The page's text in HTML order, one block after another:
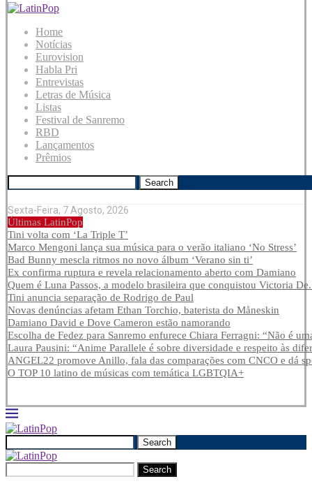
Home
Notícias
Eurovision
Habla Pri
Entrevistas
Letras de Música
Listas
Festival de Sanremo
RBD
Lançamentos
Prêmios
Search
Sexta-Feira, 7 Agosto, 2026
Últimas LatinPop
Tini volta com ‘La Triple T’
Marco Mengoni lança sua música para o verão italiano ‘No Stress’
Bad Bunny mescla ritmos no novo álbum ‘Verano sin ti’
Ex confirma ruptura e revela relacionamento aberto com Damiano
Quem é Luna Passos, a modelo brasileira que conquistou Victoria
Tini anuncia separação de Rodrigo de Paul
Novas denúncias afetam Ethan Torchio, baterista do Måneskin
Damiano David e Dove Cameron estão namorando
Escolha de Fedez para Sanremo enfurece Chiara Ferragni: “Não é
Laura Pausini: “Anime Parallele é sobre diversidade e respeito às
ANGEL22 promove Anillo, fala das comparações com CNCO e dá
O TOP 10 latino de músicas com temática LGBTQIA+
Search
Search